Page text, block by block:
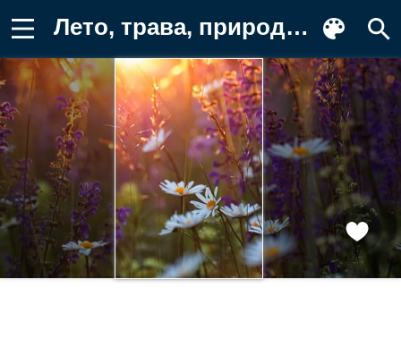
Лето, трава, природа, цветы Обои